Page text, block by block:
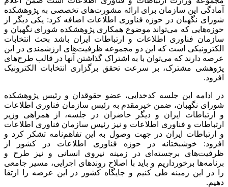
آمادگی این سازمان برای ارائه مشورت‌های تخصصی به پژوهشکده
شورای نگهبان در حوزه فناوری اطلاعات اضافه کرد: یکی دیگر از
حوزه‌هایی که می‌تواند موضوع همکاری پژوهشکده شورای نگهبان و
سازمان فناوری اطلاعات و ارتباطات ایران باشد بحث انتخابات
الکترونیکی است که این دو مجموعه ظرفیت‌های ارزشمندی در این
عرصه دارند که می‌توان با به اشتراک گذاشتن آنها در قالب طرح‌های
پژوهشی مشترک، بر سرعت تحقق برگزاری انتخابات الکترونیک
افزود.
در ادامه این جلسه کدخدایی، عضو حقوقدان و رئیس پژوهشکده
شورای نگهبان، ضمن خیرمقدم به رئیس سازمان فناوری اطلاعات
و ارتباطات ایران و دیگر حاضران در جلسه، از همراهی وزیر
ارتباطات و فناوری اطلاعات و نیز رئیس سازمان فناوری اطلاعات
و ارتباطات ایران در جهت وصول به این تفاهم‌نامه تشکر کرد و
افزود: خوشبختانه در حوزه فناوری اطلاعات در کشور از
ظرفیت‌های برجسته‌ای در زمینه نیروی انسانی و نیز طرح و
برنامه‌ها برخورداریم و باید با اصلاح روندهای اجرایی، مسیر جامعی
را در این زمینه طی کنیم و جایگاه کشور در این عرصه را ارتقا
دهیم.